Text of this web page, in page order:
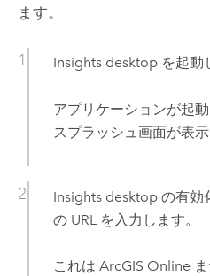
ます。
Insights desktopを起動
アプリケーションが起動
スプラッシュ画面が表示
Insights desktopの有効
の URL を入力します。
これは ArcGIS Onlineま